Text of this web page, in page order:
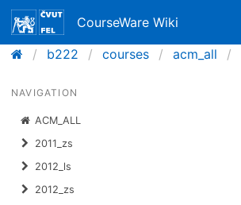
CourseWare Wiki
b222
courses acm_all
NAVIGATION
ACM_ALL
2011_zs
2012_ls
2012_zs